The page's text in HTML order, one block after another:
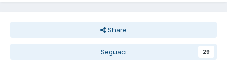
Share
Seguaci 29